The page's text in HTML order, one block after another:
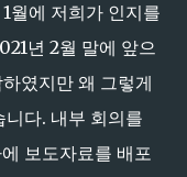
월에 저희가 인지를
년 2월 말에 앞으
였지만 왜 그렇게
다. 내부 회의를
보도자료를 배포